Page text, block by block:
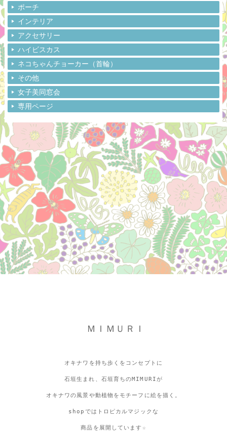
ポーチ
インテリア
アクセサリー
ハイビスカス
ネコちゃんチョーカー（首輪）
その他
女子美同窓会
専用ページ
ＭＩＭＵＲＩ
オキナワを持ち歩くをコンセプトに
石垣生まれ、石垣育ちのMIMURIが
オキナワの風景や動植物をモチーフに絵を描く。
shopではトロピカルマジックな
商品を展開しています☆